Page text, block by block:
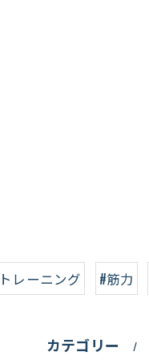
レーニング #筋力
カテゴリー